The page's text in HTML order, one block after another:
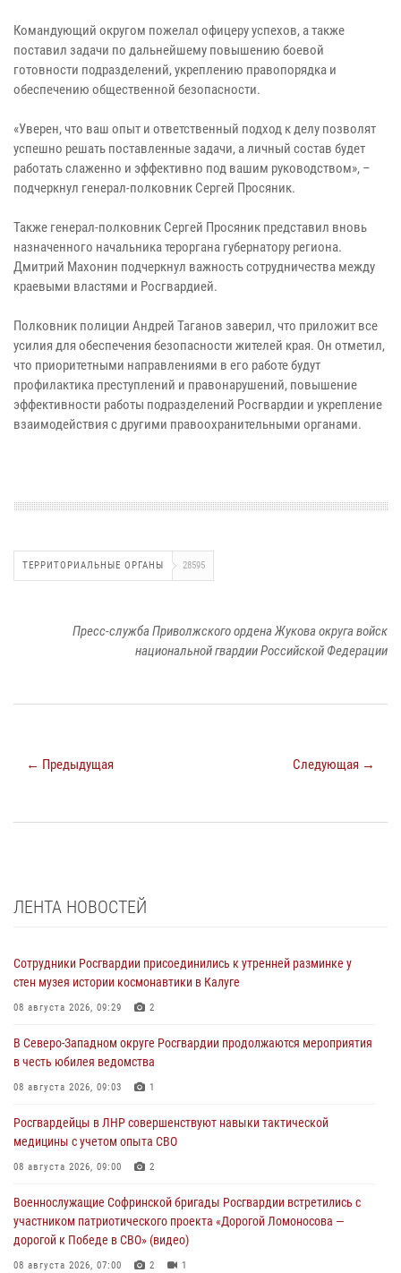
Командующий округом пожелал офицеру успехов, а также
поставил задачи по дальнейшему повышению боевой
готовности подразделений, укреплению правопорядка и
обеспечению общественной безопасности.
«Уверен, что ваш опыт и ответственный подход к делу позволят
успешно решать поставленные задачи, а личный состав будет
работать слаженно и эффективно под вашим руководством», –
подчеркнул генерал-полковник Сергей Просяник.
Также генерал-полковник Сергей Просяник представил вновь
назначенного начальника тероргана губернатору региона.
Дмитрий Махонин подчеркнул важность сотрудничества между
краевыми властями и Росгвардией.
Полковник полиции Андрей Таганов заверил, что приложит все
усилия для обеспечения безопасности жителей края. Он отметил,
что приоритетными направлениями в его работе будут
профилактика преступлений и правонарушений, повышение
эффективности работы подразделений Росгвардии и укрепление
взаимодействия с другими правоохранительными органами.
ТЕРРИТОРИАЛЬНЫЕ ОРГАНЫ 28595
Пресс-служба Приволжского ордена Жукова округа войск
национальной гвардии Российской Федерации
← Предыдущая Следующая →
ЛЕНТА НОВОСТЕЙ
Сотрудники Росгвардии присоединились к утренней разминке у
стен музея истории космонавтики в Калуге
08 августа 2026, 09:29 2
В Северо-Западном округе Росгвардии продолжаются мероприятия
в честь юбилея ведомства
08 августа 2026, 09:03 1
Росгвардейцы в ЛНР совершенствуют навыки тактической
медицины с учетом опыта СВО
08 августа 2026, 09:00 2
Военнослужащие Софринской бригады Росгвардии встретились с
участником патриотического проекта «Дорогой Ломоносова —
дорогой к Победе в СВО» (видео)
08 августа 2026, 07:00 2 1